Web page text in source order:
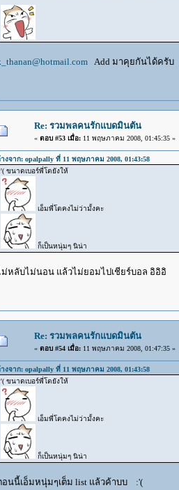
Add มาคุยกันได้ครับ
Re: รวมพลคนรักแบดมินตัน
« ตอบ #53 เมื่อ:11 พฤษภาคม 2008, 01:45:35 »
างจาก: opalpally ที่ 11 พฤษภาคม 2008, 01:43:58
:'( ขนาดเบอร์พี่โตยังให้
เอ็มพี่โตคงไม่ว่ามั้งคะ
ก็เป็นหนุ่มๆ นิน่า
ม่หลับไม่นอน แล้วไม่ยอมไปเชียร์บอล อิอิอิ
Re: รวมพลคนรักแบดมินตัน
« ตอบ #54 เมื่อ:11 พฤษภาคม 2008, 01:47:35 »
างจาก: opalpally ที่ 11 พฤษภาคม 2008, 01:43:58
:'( ขนาดเบอร์พี่โตยังให้
เอ็มพี่โตคงไม่ว่ามั้งคะ
ก็เป็นหนุ่มๆ นิน่า
อนนี้เอ็มหนุ่มๆเต็ม list แล้วค้าบบ :'(